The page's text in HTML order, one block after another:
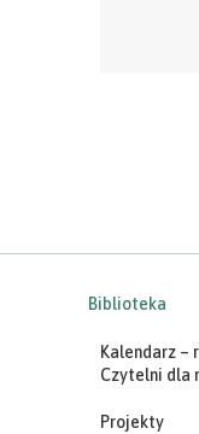
Biblioteka
Kalendarz –
Czytelni dla
Projekty